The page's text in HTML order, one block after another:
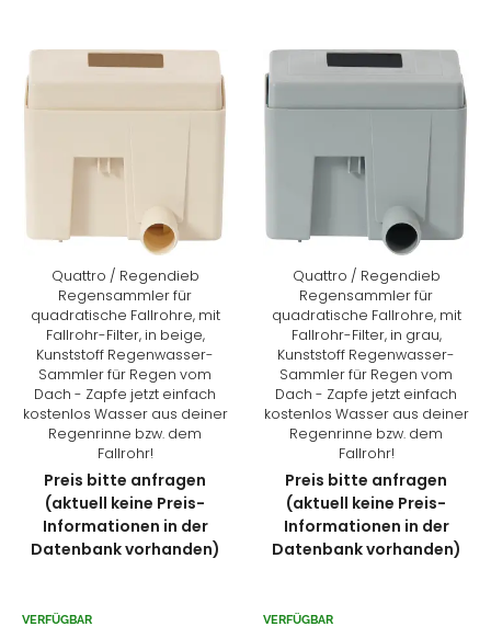
Quattro / Regendieb
Regensammler für
quadratische Fallrohre, mit
Fallrohr-Filter, in beige,
Kunststoff Regenwasser-
Sammler für Regen vom
Dach - Zapfe jetzt einfach
kostenlos Wasser aus deiner
Regenrinne bzw. dem
Fallrohr!
Preis bitte anfragen
(aktuell keine Preis-
Informationen in der
Datenbank vorhanden)
VERFÜGBAR
Quattro / Regendieb
Regensammler für
quadratische Fallrohre, mit
Fallrohr-Filter, in grau,
Kunststoff Regenwasser-
Sammler für Regen vom
Dach - Zapfe jetzt einfach
kostenlos Wasser aus deiner
Regenrinne bzw. dem
Fallrohr!
Preis bitte anfragen
(aktuell keine Preis-
Informationen in der
Datenbank vorhanden)
VERFÜGBAR